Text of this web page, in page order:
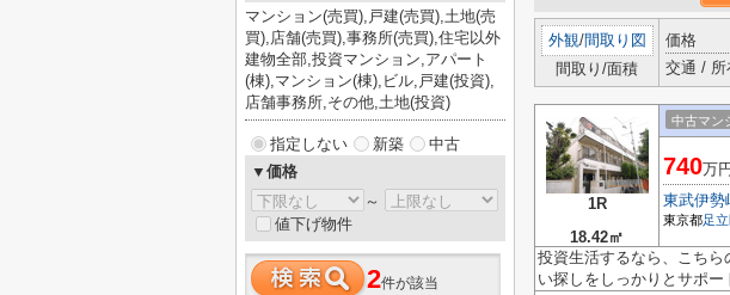
外観/間取り図
間取り/面積
価格
交通 / 所
1R
18.42㎡
中古マン
740万円
東武伊勢
東京都足立
投資生活するなら、こち
い探しをしっかりとサポ
マンション(売買),戸建(売買),土地(売
買),店舗(売買),事務所(売買),住宅以外
建物全部,投資マンション,アパート
(棟),マンション(棟),ビル,戸建(投資),
店舗事務所,その他,土地(投資)
指定しない 新築
中古
▼価格
～
値下げ物件
2件が該当